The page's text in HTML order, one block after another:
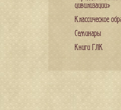
цивилизации»
Классическое
Семинары
Книги ГЛК